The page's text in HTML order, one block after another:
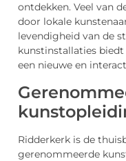
ontdekken. Veel van
door lokale
levendigheid van de
kunstinstallaties
een nieuwe en
Ridderkerk is de
gerenommeerde